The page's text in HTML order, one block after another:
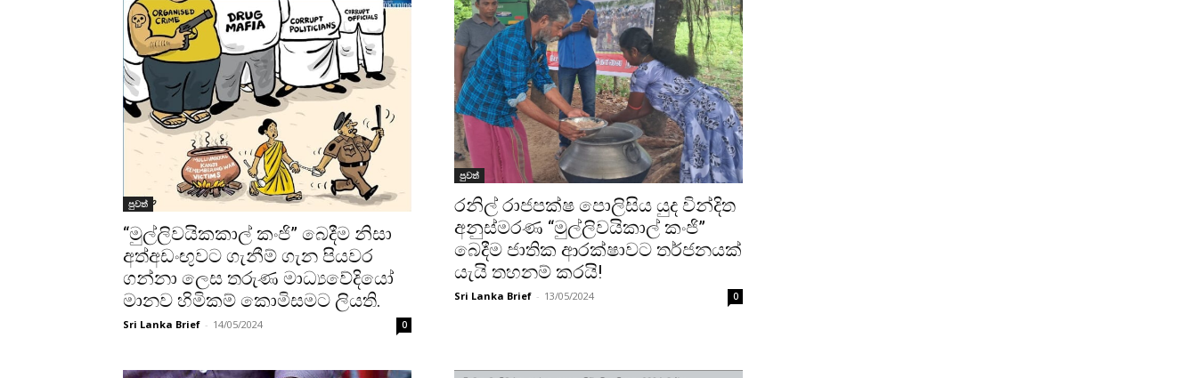
පුවත්
“මුල්ලිවයිකකාල් කංජි” බෙදීම නිසා
අත්අඩංඟුවට ගැනීම් ගැන පියවර
ගන්නා ලෙස තරුණ මාධ්‍යවේදියෝ
මානව හිමිකම් කොමිසමට ලියති.
Sri Lanka Brief - 14/05/2024 0
පුවත්
රනිල් රාජපක්ෂ පොලිසිය යුද වින්දිත
අනුස්මරණ “මුල්ලිවයිකාල් කංජි”
බෙදීම ජාතික ආරක්ෂාවට තර්ජනයක්
යැයි තහනම් කරයි!
Sri Lanka Brief - 13/05/2024 0